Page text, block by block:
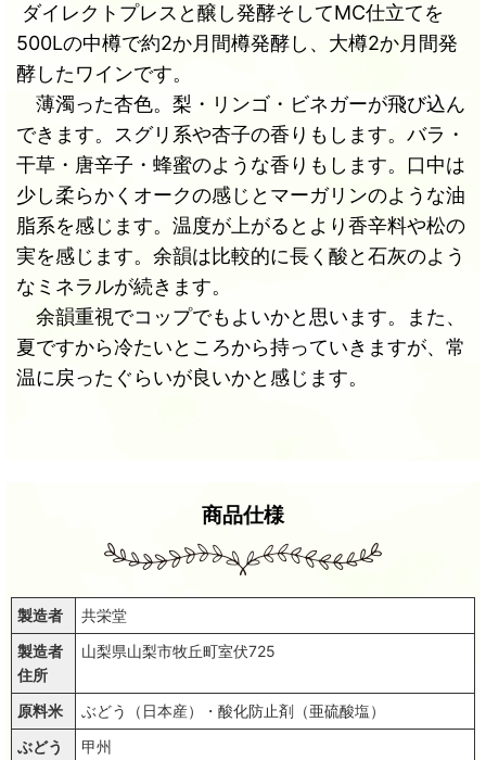
ダイレクトプレスと醸し発酵そしてMC仕立てを
500Lの中樽で約2か月間樽発酵し、大樽2か月間発
酵したワインです。
薄濁った杏色。梨・リンゴ・ビネガーが飛び込ん
できます。スグリ系や杏子の香りもします。バラ・
干草・唐辛子・蜂蜜のような香りもします。口中は
少し柔らかくオークの感じとマーガリンのような油
脂系を感じます。温度が上がるとより香辛料や松の
実を感じます。余韻は比較的に長く酸と石灰のよう
なミネラルが続きます。
余韻重視でコップでもよいかと思います。また、
夏ですから冷たいところから持っていきますが、常
温に戻ったぐらいが良いかと感じます。
商品仕様
製造者
共栄堂
製造者
住所
山梨県山梨市牧丘町室伏725
原料米
ぶどう（日本産）・酸化防止剤（亜硫酸塩）
ぶどう
甲州